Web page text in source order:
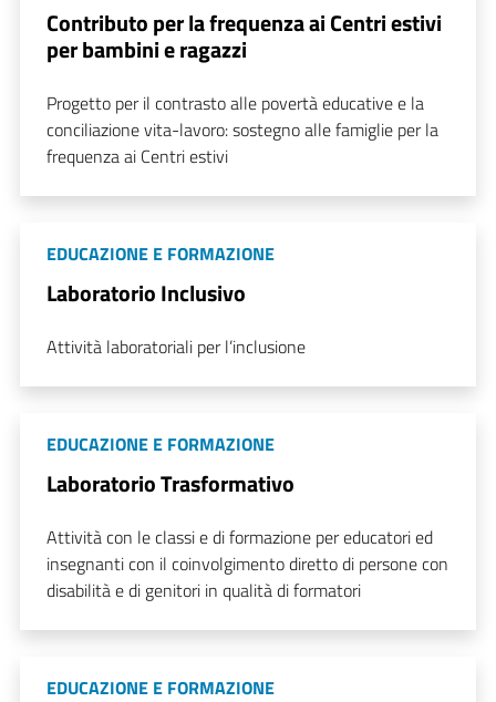
Contributo per la frequenza ai Centri estivi
per bambini e ragazzi
Progetto per il contrasto alle povertà educative e la
conciliazione vita-lavoro: sostegno alle famiglie per la
frequenza ai Centri estivi
EDUCAZIONE E FORMAZIONE
Laboratorio Inclusivo
Attività laboratoriali per l’inclusione
EDUCAZIONE E FORMAZIONE
Laboratorio Trasformativo
Attività con le classi e di formazione per educatori ed
insegnanti con il coinvolgimento diretto di persone con
disabilità e di genitori in qualità di formatori
EDUCAZIONE E FORMAZIONE